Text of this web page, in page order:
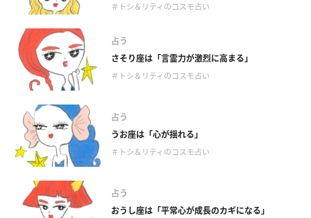
＃トシ＆リティのコスモ占い
占う
さそり座は「言霊力が激烈に高まる」
＃トシ＆リティのコスモ占い
占う
うお座は「心が揺れる」
＃トシ＆リティのコスモ占い
占う
おうし座は「平常心が成長のカギになる」